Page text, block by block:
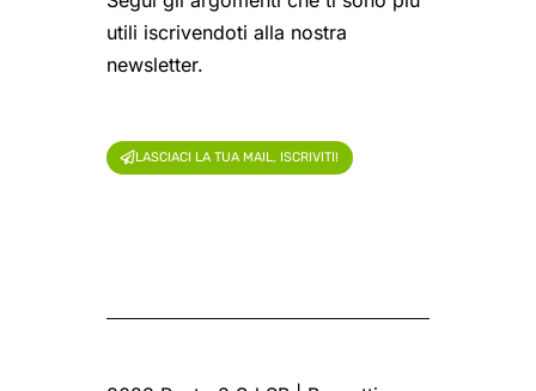
utili iscrivendoti alla nostra
newsletter.
LASCIACI LA TUA MAIL, ISCRIVITI!